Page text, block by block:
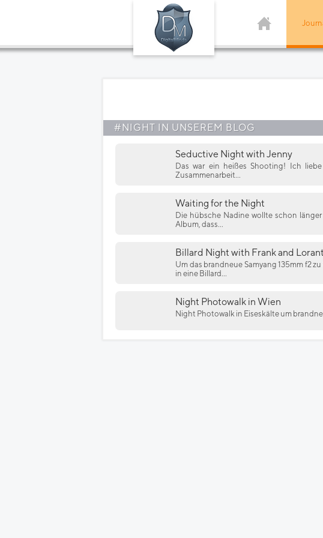
#NIGHT IN UNSEREM BLOG
Seductive Night with Jenny
Das war ein heißes Shooting! Ich
Zusammenarbeit...
Waiting for the Night
Die hübsche Nadine wollte schon
Album, dass...
Billard Night with Frank and Lorant
Um das brandneue Samyang 135mm f2
in eine Billard...
Night Photowalk in Wien
Night Photowalk in Eiseskälte um